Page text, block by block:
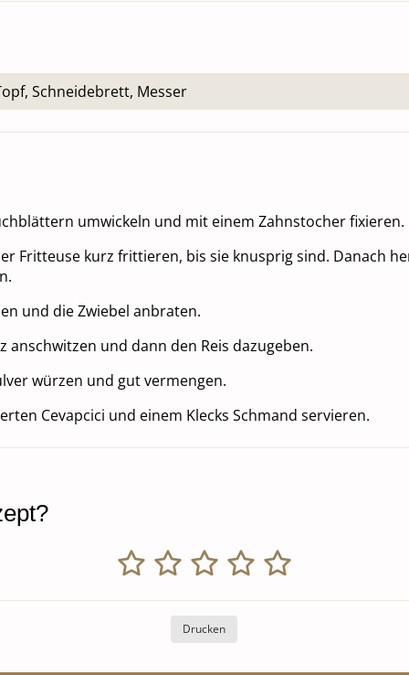
Schneidebrett, Messer
umwickeln und mit einem Zahnstocher fixieren.
Fritteuse kurz frittieren, bis sie knusprig sind. Danach
und die Zwiebel anbraten.
und dann den Reis dazugeben.
würzen und gut vermengen.
Cevapcici und einem Klecks Schmand servieren.
Drucken